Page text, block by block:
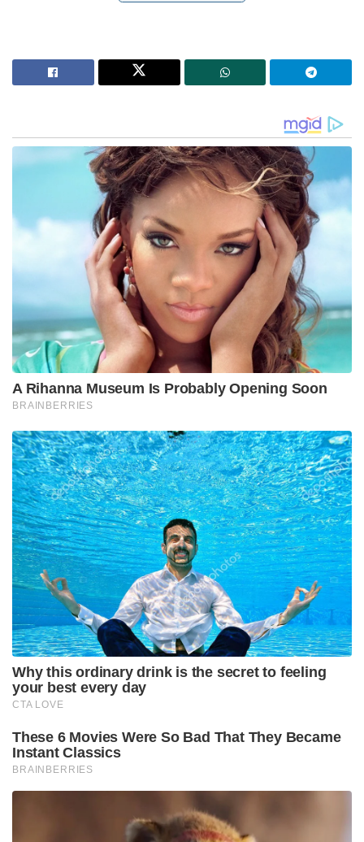
ആഹ്വാനം ചെയ്തുവെന്ന ആരോപണവുമായി
കോണ്‍ഗ്രസ് രംഗത്തെത്തി, തെരഞ്ഞെടുപ്പ് കമ്മീഷന്
സിഎഎ വിരുദ്ധ പ്രക്ഷോഭത്തിന് പിന്നില്‍
രാജ്യവിരുദ്ധരാണെന്ന ശക്തമായ വിമര്‍ശനമാണ്
തെരഞ്ഞെടുപ്പ് പ്രചരണങ്ങളില്‍ ബിജെപി
ഉപയോഗിക്കുന്നത്. ഷഹീന്‍ബാഗിലും മറ്റും നടക്കുന്ന
ജനവിരുദ്ധ സമരങ്ങളെ ചൂണ്ടിക്കാട്ടി രാജ്യവിരുദ്ധ
ശക്തികളെ തുറന്ന് കാണിക്കാനാണ് ശ്രമം.
ഷഹീന്‍ബാഗിലെ കലാപങ്ങള്‍ക്ക് പിന്നില്‍
വിഘടനവാദികളാണെന്ന് ബിജെപി ആരോപിക്കുന്നു.
ഡല്‍ഹിയിലെ തെരഞ്ഞെടുപ്പ് ഫലം ഷഹീന്‍ബാഗിനെ
തന്നെ ഇല്ലാതാക്കണമെന്ന് കേന്ദ്രമന്ത്രി അമിത് ഷാ
പറഞ്ഞു.
Tags: